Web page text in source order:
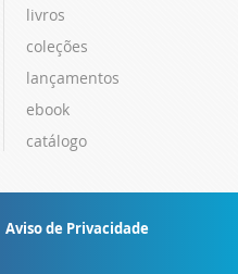
livros
coleções
lançamentos
ebook
catálogo
Aviso de Privacidade